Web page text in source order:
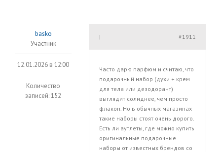
basko
Участник
12.01.2026 в 12:00
Количество
записей: 152
#1911
|
Часто дарю парфюм и считаю, что
подарочный набор (духи + крем
для тела или дезодорант)
выглядит солиднее, чем просто
флакон. Но в обычных магазинах
такие наборы стоят очень дорого.
Есть ли аутлеты, где можно купить
оригинальные подарочные
наборы от известных брендов со